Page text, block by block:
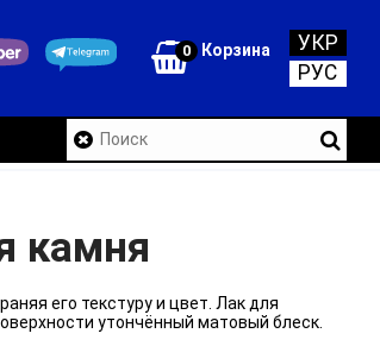
0 Корзина
УКР
РУС
камня
его текстуру и цвет. Лак для
утончённый матовый блеск.